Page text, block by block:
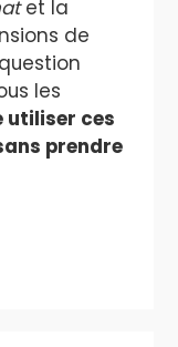
et la
de
les
utiliser ces
prendre